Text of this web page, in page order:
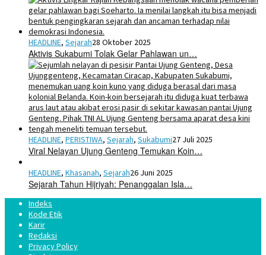
HEADLINE, Sejarah28 Oktober 2025
Aktivis Sukabumi Tolak Gelar Pahlawan un…
HEADLINE, PERISTIWA, Sejarah, Sukabumi27 Juli 2025
Viral Nelayan Ujung Genteng Temukan Koin…
HEADLINE, Khasanah, Sejarah26 Juni 2025
Sejarah Tahun Hijriyah: Penanggalan Isla…
Indeks
Kode Etik
Karir
Redaksi
Privacy Policy